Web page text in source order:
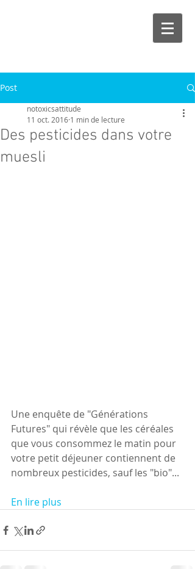
Post
Des pesticides dans votre
muesli
notoxicsattitude
11 oct. 2016 1 min de lecture
Une enquête de "Générations
Futures" qui révèle que les céréales
que vous consommez le matin pour
votre petit déjeuner contiennent de
nombreux pesticides, sauf les "bio"...
En lire plus